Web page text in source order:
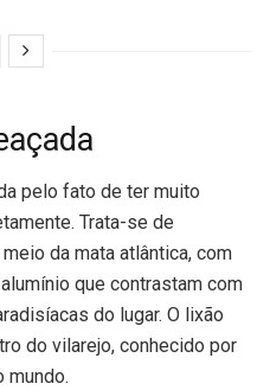
pelo fato de ter muito
Trata-se de
da mata atlântica, com
que contrastam com
do lugar. O lixão
do vilarejo, conhecido por
mundo.